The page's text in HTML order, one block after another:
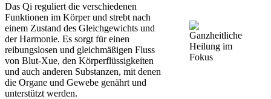
Das Qi reguliert die verschiedenen
Funktionen im Körper und strebt nach
einem Zustand des Gleichgewichts und
der Harmonie. Es sorgt für einen
reibungslosen und gleichmäßigen Fluss
von Blut-Xue, den Körperflüssigkeiten
und auch anderen Substanzen, mit denen
die Organe und Gewebe genährt und
unterstützt werden.